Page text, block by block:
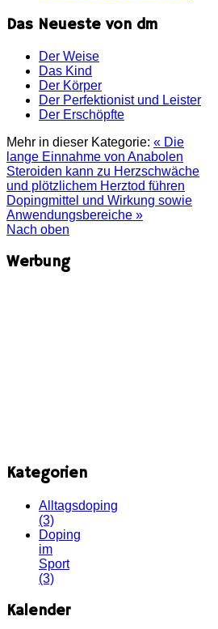
Das Neueste von dm
Der Weise
Das Kind
Der Körper
Der Perfektionist und Leister
Der Erschöpfte
Mehr in dieser Kategorie: « Die
lange Einnahme von Anabolen
Steroiden kann zu Herzschwäche
und plötzlichem Herztod führen
Dopingmittel und Wirkung sowie
Anwendungsbereiche »
Nach oben
Werbung
Kategorien
Alltagsdoping
(3)
Doping
im
Sport
(3)
Kalender